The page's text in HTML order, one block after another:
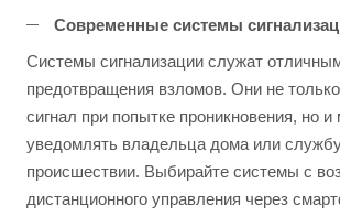
Современные системы
Системы сигнализации служат
предотвращения взломов. Они не
сигнал при попытке проникновения, но и
уведомлять владельца дома или
происшествии. Выбирайте системы с
дистанционного управления через